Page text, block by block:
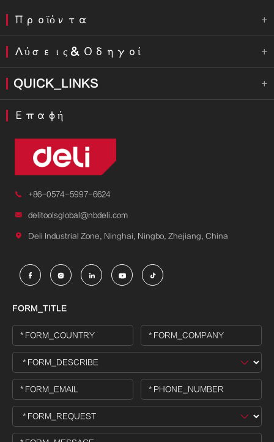
Προϊόντα 
Λύσεις & Οδηγοί 
QUICK_LINKS 
Επαφή
 +86-0574-5997-6624
 delitoolsglobal@nbdeli.com
 Deli Industrial Zone, Ninghai, Ningbo, Zhejiang, China
    
FORM_TITLE